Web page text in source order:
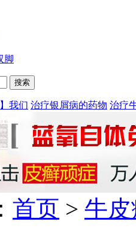
脚
我们 治疗银屑病的药物 治疗
首页 > 牛